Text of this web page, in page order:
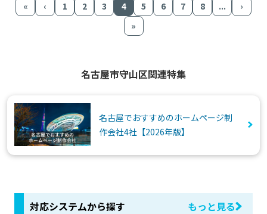
« ‹ 1 2 3 4 5 6 7 8 ...
›
»
名古屋市守山区関連特集
名古屋でおすすめのホームページ制
作会社4社【2026年版】
対応システムから探す もっと見る